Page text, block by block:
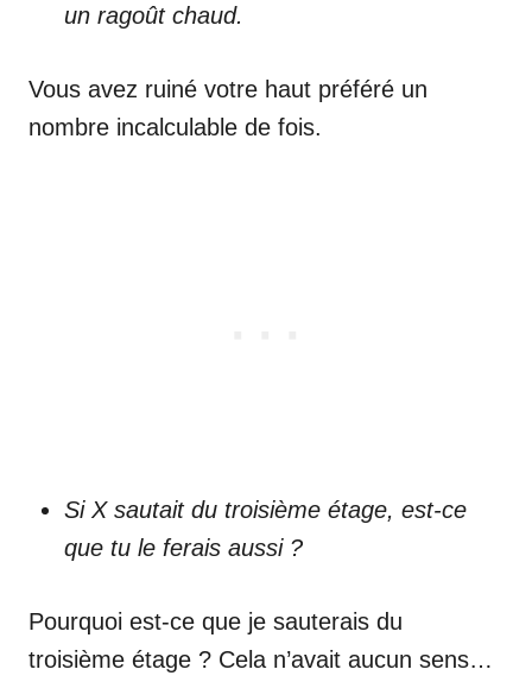
un ragoût chaud.
Vous avez ruiné votre haut préféré un
nombre incalculable de fois.
Si X sautait du troisième étage, est-ce
que tu le ferais aussi ?
Pourquoi est-ce que je sauterais du
troisième étage ? Cela n’avait aucun sens…